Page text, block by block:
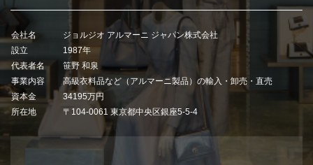
会社名
ジョルジオ アルマーニ ジャパン株式会社
設立
1987年
代表者名
笹野 和泉
事業内容
高級衣料品など（アルマーニ製品）の輸入・卸売・直売
資本金
34195万円
所在地
〒104-0061 東京都中央区銀座5-5-4